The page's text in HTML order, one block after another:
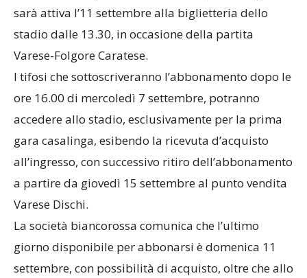
sarà attiva l’11 settembre alla biglietteria dello
stadio dalle 13.30, in occasione della partita
Varese-Folgore Caratese.
I tifosi che sottoscriveranno l’abbonamento dopo le
ore 16.00 di mercoledì 7 settembre, potranno
accedere allo stadio, esclusivamente per la prima
gara casalinga, esibendo la ricevuta d’acquisto
all’ingresso, con successivo ritiro dell’abbonamento
a partire da giovedì 15 settembre al punto vendita
Varese Dischi.
La società biancorossa comunica che l’ultimo
giorno disponibile per abbonarsi è domenica 11
settembre, con possibilità di acquisto, oltre che allo